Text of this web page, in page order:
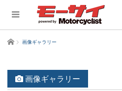
ホーム 画像ギャラリー
画像ギャラリー